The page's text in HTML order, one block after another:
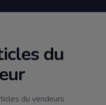
du
du vendeurs